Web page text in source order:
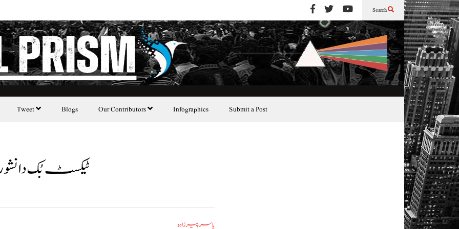
Search
Tweet Blogs Our Contributors Infographics Submit a Post
ٹیکسٹ بُک
یاسر پیر زادہ